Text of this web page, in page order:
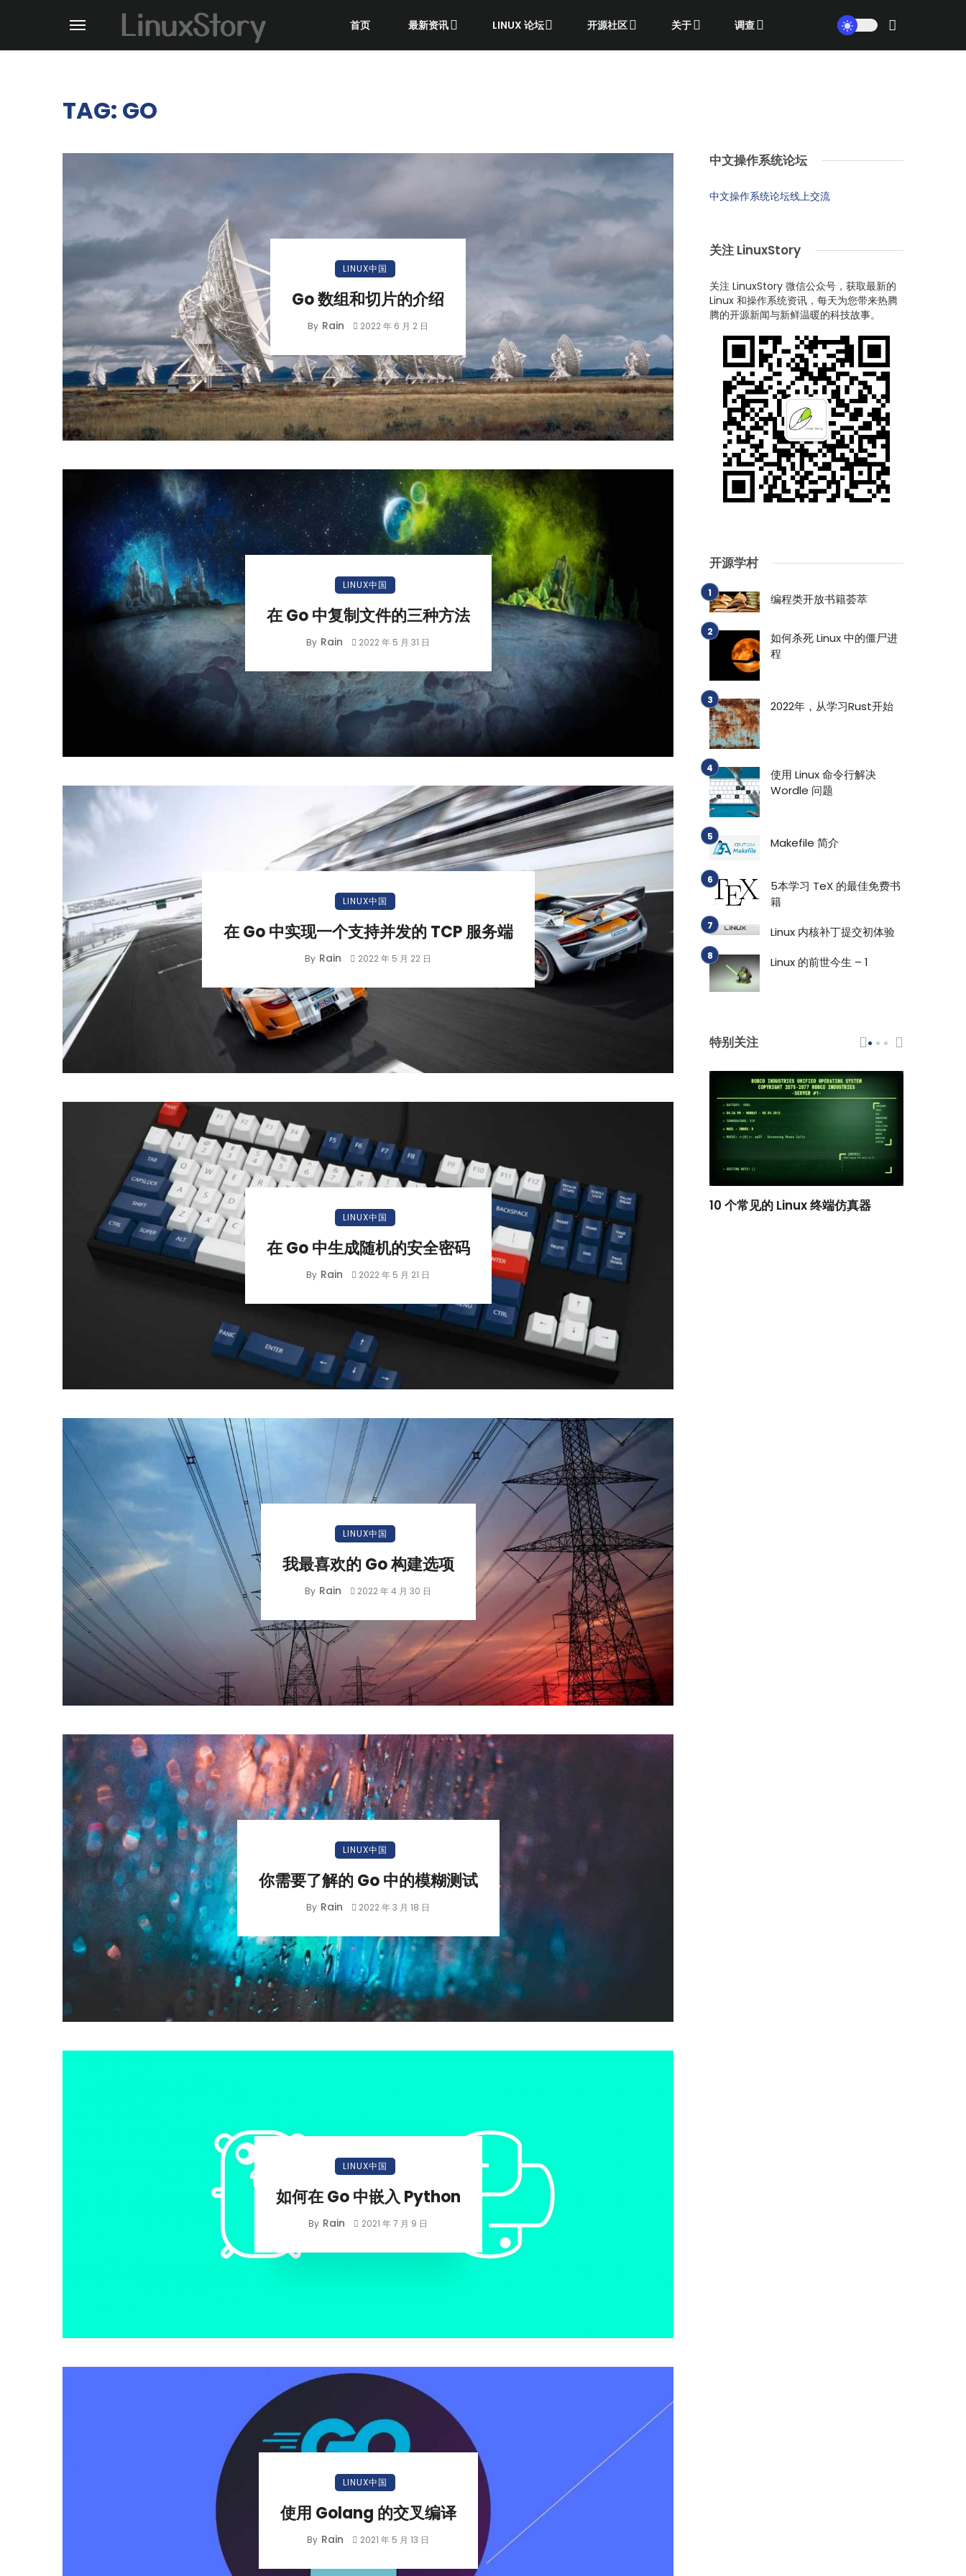
首页 最新资讯 LINUX 论坛 开源社区 关于 调查
TAG: GO
LINUX中国
Go 数组和切片的介绍
By Rain 2022 年 6 月 2 日
LINUX中国
在 Go 中复制文件的三种方法
By Rain 2022 年 5 月 31 日
LINUX中国
在 Go 中实现一个支持并发的 TCP 服务端
By Rain 2022 年 5 月 22 日
LINUX中国
在 Go 中生成随机的安全密码
By Rain 2022 年 5 月 21 日
LINUX中国
我最喜欢的 Go 构建选项
By Rain 2022 年 4 月 30 日
LINUX中国
你需要了解的 Go 中的模糊测试
By Rain 2022 年 3 月 18 日
LINUX中国
如何在 Go 中嵌入 Python
By Rain 2021 年 7 月 9 日
LINUX中国
使用 Golang 的交叉编译
By Rain 2021 年 5 月 13 日
中文操作系统论坛
中文操作系统论坛线上交流
关注 LinuxStory
关注 LinuxStory 微信公众号，获取最新的
Linux 和操作系统资讯，每天为您带来热腾
腾的开源新闻与新鲜温暖的科技故事。
开源学村
编程类开放书籍荟萃
如何杀死 Linux 中的僵尸进
程
2022年，从学习Rust开始
使用 Linux 命令行解决
Wordle 问题
Makefile 简介
5本学习 TeX 的最佳免费书
籍
Linux 内核补丁提交初体验
Linux 的前世今生 – 1
特别关注
小白观察：Let&apos;s Encrpt 正
过渡到 ISRG Root
更开放的分布式事务 | Fescar 品牌
升级，更名为 Seata
10 个常见的 Linux 终端仿真器